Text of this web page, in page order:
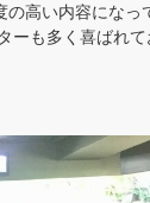
の高い内容になっ
ーも多く喜ばれ